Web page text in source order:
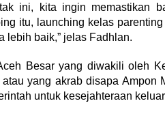
ini, kita ingin memastikan
itu, launching kelas
lebih baik,” jelas Fadhlan.
Besar yang diwakili oleh
yang akrab disapa Ampon
untuk kesejahteraan